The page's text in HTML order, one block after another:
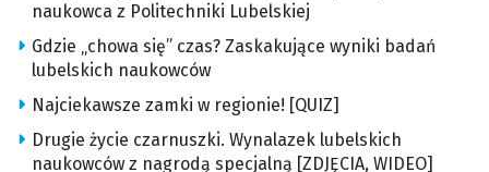
naukowca z Politechniki Lubelskiej
Gdzie „chowa się” czas? Zaskakujące wyniki badań
lubelskich naukowców
Najciekawsze zamki w regionie! [QUIZ]
Drugie życie czarnuszki. Wynalazek lubelskich
naukowców z nagrodą specjalną [ZDJĘCIA, WIDEO]